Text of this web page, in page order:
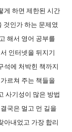
게 하면 제한된 시간
것인가 하는 문제였
해서 영어 공부를
인터넷을 뒤지기
석에 처박힌 책까지
르쳐 주는 책들을
사기성이 많은 방법
국은 멀고 먼 길을
아내었고 가장 합리